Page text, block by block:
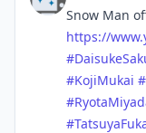
Snow Man
https://www.
#
#KojiMukai #
#
#